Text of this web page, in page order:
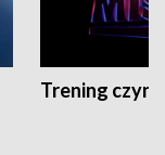
Trening czyni